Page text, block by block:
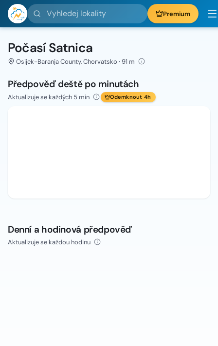
Vyhledej lokality Premium
Počasí Satnica
Osijek-Baranja County, Chorvatsko · 91 m
Předpověď deště po minutách
Aktualizuje se každých 5 min Odemknout 4h
Denní a hodinová předpověď
Aktualizuje se každou hodinu